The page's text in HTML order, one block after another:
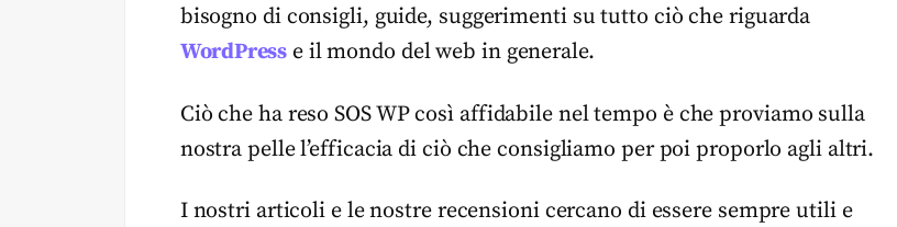
bisogno di consigli, guide, suggerimenti su tutto ciò che riguarda
WordPresse il mondo del web in generale.
Ciò che ha reso SOS WP così affidabile nel tempo è che proviamo sulla
nostra pelle l’efficacia di ciò che consigliamo per poi proporlo agli altri.
I nostri articoli e le nostre recensioni cercano di essere sempre utili e